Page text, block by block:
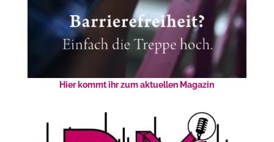
Hier kommt ihr zum aktuellen Magazin